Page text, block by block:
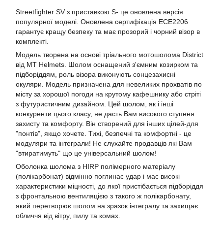
Streetfighter SV з приставкою S- це оновлена версія
популярної моделі. Оновлена сертифікація ECE2206
гарантує кращу безпеку та має прозорий і чорний візор в
комплекті.
Модель творена на основі тріального мотошолома District
від MT Helmets. Шолом оснащений з'ємним козирком та
підборіддям, роль візора виконують сонцезахисні
окуляри. Модель призначена для невеликих прохватів по
місту за хорошої погоди на крутому кафешнику або стріті
з футуристичним дизайном. Цей шолом, як і інші
конкуренти цього класу, не дасть Вам високого ступеня
захисту та комфорту. Він створений для інших цілей-для
"понтів", якщо хочете. Тихі, безпечні та комфортні - це
модуляри та інтеграли! Не слухайте продавців які Вам
"втиратимуть" що це універсальний шолом!
Оболонка шолома з HIRP полімерного матеріалу
(полікарбонат) відмінно поглинає удар і має високі
характеристики міцності, до якої пристібається підборіддя
з фронтальною вентиляцією з такого ж полікарбонату,
який перетворює шолом на зразок інтегралу та захищає
обличчя від вітру, пилу та комах.